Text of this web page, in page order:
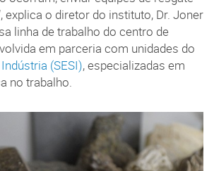
explica o diretor do instituto, Dr. Joner
linha de trabalho do centro de
em parceria com unidades do
(SESI), especializadas em
no trabalho.